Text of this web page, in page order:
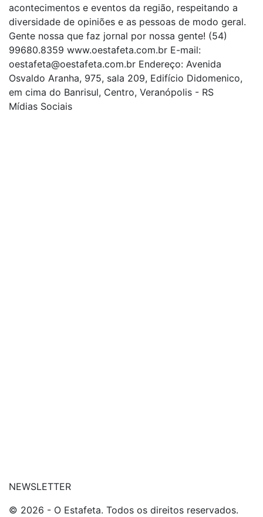
acontecimentos e eventos da região, respeitando a
diversidade de opiniões e as pessoas de modo geral.
Gente nossa que faz jornal por nossa gente! (54)
99680.8359 www.oestafeta.com.br E-mail:
oestafeta@oestafeta.com.br Endereço: Avenida
Osvaldo Aranha, 975, sala 209, Edifício Didomenico,
em cima do Banrisul, Centro, Veranópolis - RS
Mídias Sociais
NEWSLETTER
© 2026 - O Estafeta. Todos os direitos reservados.